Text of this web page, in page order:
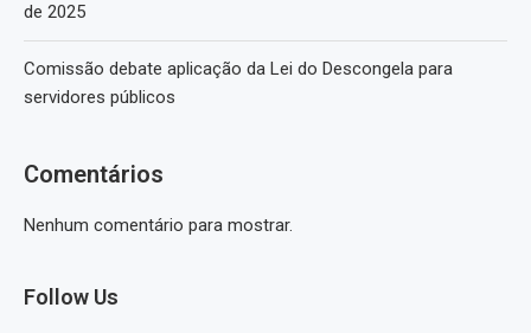
de 2025
Comissão debate aplicação da Lei do Descongela para
servidores públicos
Comentários
Nenhum comentário para mostrar.
Follow Us